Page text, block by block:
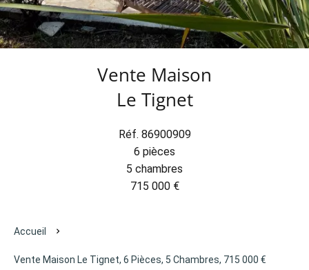
Vente Maison
Le Tignet
Réf. 86900909
6 pièces
5 chambres
715 000 €
Accueil
Vente Maison Le Tignet, 6 Pièces, 5 Chambres, 715 000 €